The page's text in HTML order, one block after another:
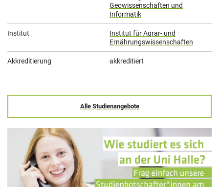
Geowissenschaften und
Informatik
Institut
Institut für Agrar- und
Ernährungswissenschaften
Akkreditierung akkreditiert
Alle Studienangebote